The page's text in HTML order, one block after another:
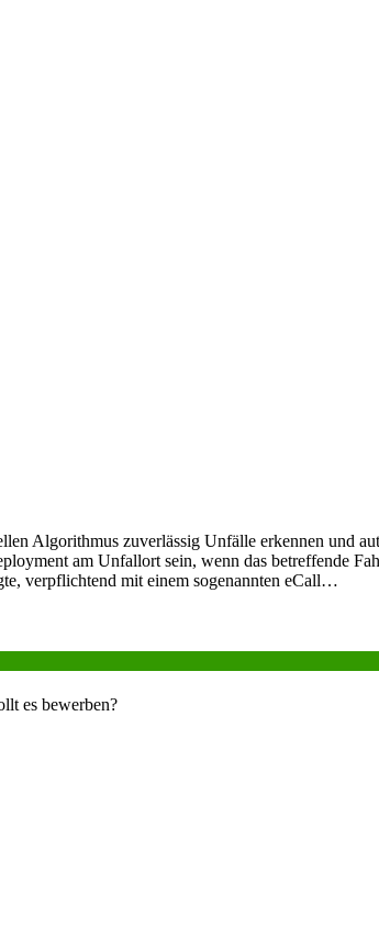
Algorithmus zuverlässig Unfälle erkennen und
am Unfallort sein, wenn das betreffende
verpflichtend mit einem sogenannten eCall…
es bewerben?